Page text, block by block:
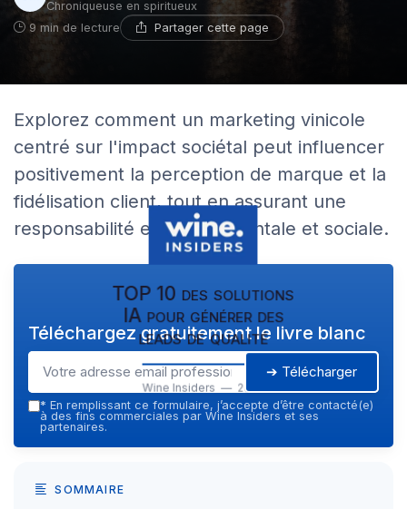
Chroniqueuse en spiritueux
9 min de lecture Partager cette page
Explorez comment un marketing vinicole
centré sur l'impact sociétal peut influencer
positivement la perception de marque et la
fidélisation client, tout en assurant une
responsabilité environnementale et sociale.
TOP 10 des solutions
IA pour générer des
leads de qualité
Wine Insiders — 2026
Téléchargez gratuitement le livre blanc
➔ Télécharger
* En remplissant ce formulaire, j’accepte d’être contacté(e)
à des fins commerciales par Wine Insiders et ses
partenaires.
SOMMAIRE